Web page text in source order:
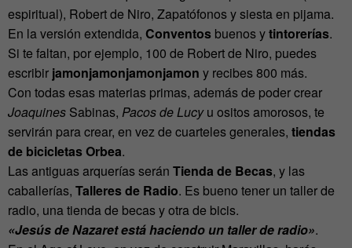
espiritual), Robert de Niro, Zapatófonos y siesta en pijama.
En la versión extendida, Conventos buenos ytintorerías.
Si te faltan, por ejemplo, 100 de Robert de Niro, puedes
escribir jamonjamonjamonjamon y recibes 800 más.
Con todas esas materias primas, además de poder crear
Joaquines Sabinas, Pacos de Lucyu ositos amorosos, te
servirán para crear, en vez de cuarteles generales, tiendas
de bicicletas Orbea.
Las antiguas arquerías serán Tienda de Becas, y las
caballerías, Talleres de Radio. Es bueno tener un taller de
radio, una tienda de becas y otra de bicis.
«Jesús de Nazaret está haciendo un taller de radio».